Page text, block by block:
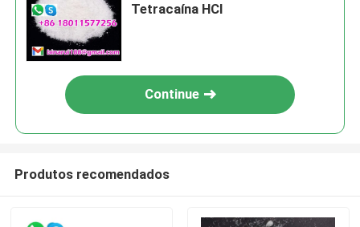
Tetracaína HCl
Continue
Produtos recomendados